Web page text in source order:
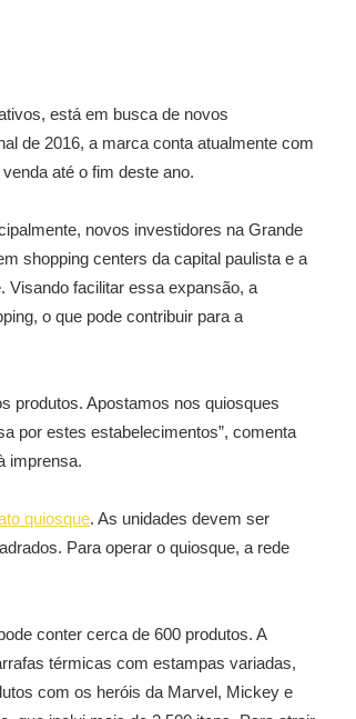
está em busca de novos
de 2016, a marca conta atualmente com
até o fim deste ano.
novos investidores na Grande
shopping centers da capital paulista e a
Visando facilitar essa expansão, a
o que pode contribuir para a
produtos. Apostamos nos quiosques
por estes estabelecimentos”, comenta
imprensa.
quiosque. As unidades devem ser
Para operar o quiosque, a rede
conter cerca de 600 produtos. A
térmicas com estampas variadas,
com os heróis da Marvel, Mickey e